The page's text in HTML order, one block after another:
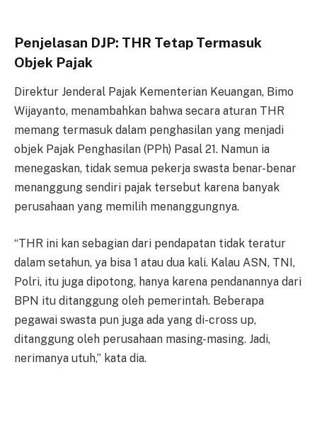
Penjelasan DJP: THR Tetap Termasuk
Objek Pajak
Direktur Jenderal Pajak Kementerian Keuangan, Bimo
Wijayanto, menambahkan bahwa secara aturan THR
memang termasuk dalam penghasilan yang menjadi
objek Pajak Penghasilan (PPh) Pasal 21. Namun ia
menegaskan, tidak semua pekerja swasta benar-benar
menanggung sendiri pajak tersebut karena banyak
perusahaan yang memilih menanggungnya.
“THR ini kan sebagian dari pendapatan tidak teratur
dalam setahun, ya bisa 1 atau dua kali. Kalau ASN, TNI,
Polri, itu juga dipotong, hanya karena pendanannya dari
BPN itu ditanggung oleh pemerintah. Beberapa
pegawai swasta pun juga ada yang di-cross up,
ditanggung oleh perusahaan masing-masing. Jadi,
nerimanya utuh,” kata dia.